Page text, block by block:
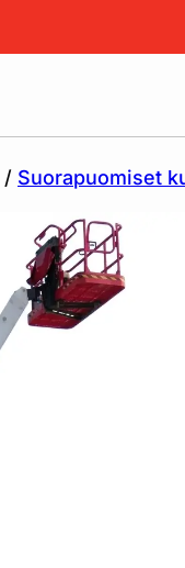
/ Suorapuomiset